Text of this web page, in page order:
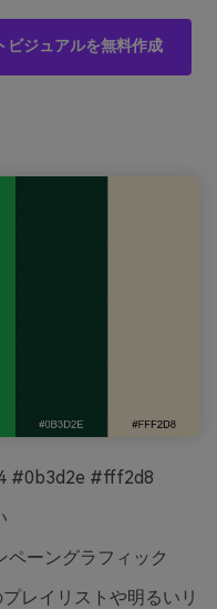
ビジュアルを無料作成
#0b3d2e #fff2d8
ペーングラフィック
レイリストや明るいリ